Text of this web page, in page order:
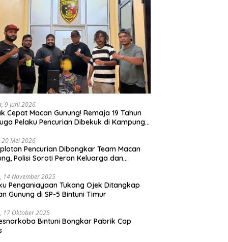
9 Juni 2026
Cepat Macan Gunung! Remaja 19 Tahun
Pelaku Pencurian Dibekuk di Kampung
20 Mei 2026
Pencurian Dibongkar Team Macan
Polisi Soroti Peran Keluarga dan
14 November 2025
Penganiayaan Tukang Ojek Ditangkap
Gunung di SP-5 Bintuni Timur
17 Oktober 2025
Bintuni Bongkar Pabrik Cap